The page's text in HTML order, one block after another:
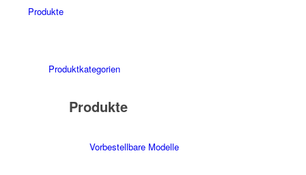
Produkte
Produktkategorien
Produkte
Vorbestellbare Modelle